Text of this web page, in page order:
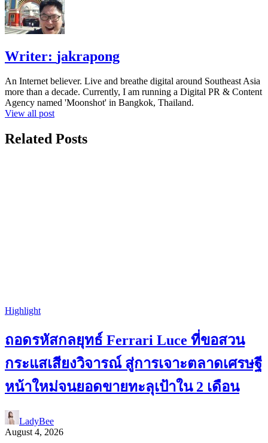
Writer: jakrapong
An Internet believer. Live and breathe digital around Southeast Asia
more than a decade. Currently, I am running a Digital PR & Content
Agency named 'Moonshot' in Bangkok, Thailand.
View all post
Related Posts
Highlight
ถอดรหัสกลยุทธ์ Ferrari Luce ที่ขอสวน
กระแสเสียงวิจารณ์ สู่การเจาะตลาดเศรษฐี
หน้าใหม่จนยอดขายทะลุเป้าใน 2 เดือน
LadyBee
August 4, 2026